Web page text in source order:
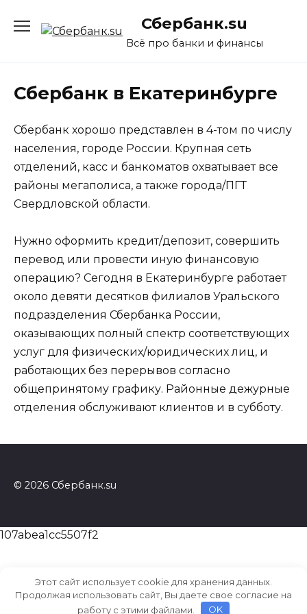
содержанию
Сбербанк.su
Всё про банки и финансы
Сбербанк в Екатеринбурге
Сбербанк хорошо представлен в 4-том по числу
населения, городе России. Крупная сеть
отделений, касс и банкоматов охватывает все
районы мегаполиса, а также города/ПГТ
Свердловской области.
Нужно оформить кредит/депозит, совершить
перевод или провести иную финансовую
операцию? Сегодня в Екатеринбурге работает
около девяти десятков филиалов Уральского
подразделения Сбербанка России,
оказывающих полный спектр соответствующих
услуг для физических/юридических лиц, и
работающих без перерывов согласно
общепринятому графику. Районные дежурные
отделения обслуживают клиентов и в субботу.
© 2026 Сбербанк.su
107abea1cc5507f2
Этот сайт использует cookie для хранения данных.
Продолжая использовать сайт, Вы даете свое согласие на
работу с этими файлами.
OK